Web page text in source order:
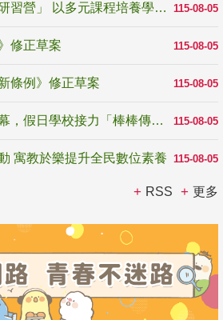
115-08-05
國教署「全國高中暑期研習營」 以多元課程培養學生瞭解誠信專業與倫理價值
115-08-05
修正草案
115-08-05
條例》修正草案
115-08-05
學校藝術嘉年華圓滿落幕，假日學校接力「棒棒傳美感」
115-08-05
寓教於樂提升全民數位素養
RSS 更多